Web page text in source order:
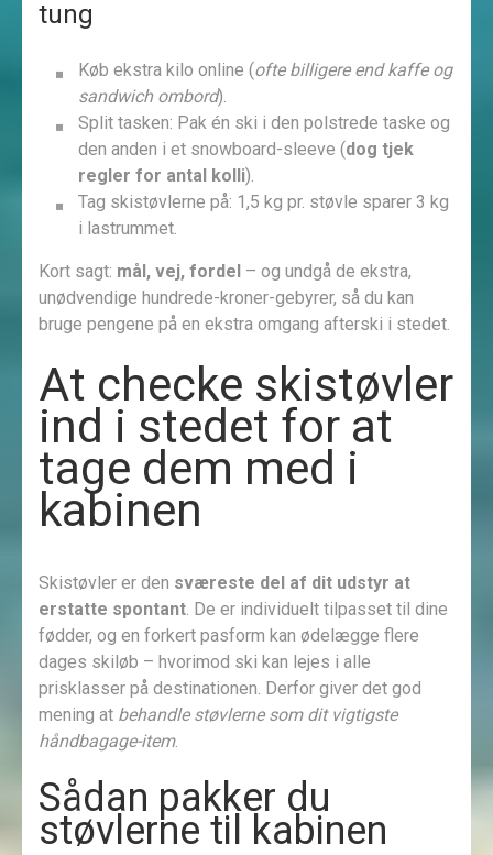
tung
Køb ekstra kilo online (ofte billigere end kaffe og
sandwich ombord).
Split tasken: Pak én ski i den polstrede taske og
den anden i et snowboard-sleeve (dog tjek
regler for antal kolli).
Tag skistøvlerne på: 1,5 kg pr. støvle sparer 3 kg
i lastrummet.
Kort sagt: mål, vej, fordel – og undgå de ekstra,
unødvendige hundrede-kroner-gebyrer, så du kan
bruge pengene på en ekstra omgang afterski i stedet.
At checke skistøvler
ind i stedet for at
tage dem med i
kabinen
Skistøvler er den sværeste del af dit udstyr at
erstatte spontant. De er individuelt tilpasset til dine
fødder, og en forkert pasform kan ødelægge flere
dages skiløb – hvorimod ski kan lejes i alle
prisklasser på destinationen. Derfor giver det god
mening at behandle støvlerne som dit vigtigste
håndbagage-item.
Sådan pakker du
støvlerne til kabinen